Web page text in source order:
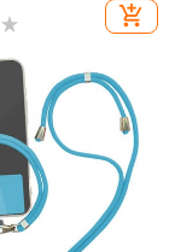
add_shopping_cart